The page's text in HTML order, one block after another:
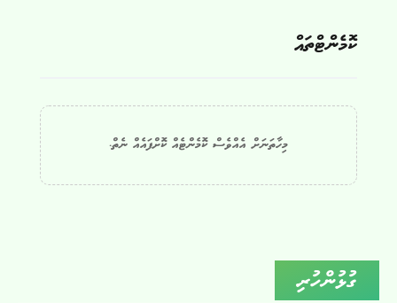
ކޮމެންޓްތައް
މިހާތަނަށް އެއްވެސް ކޮމެންޓެއް ކޮށްފައެއް ނެތް.
ގުޅުންހުރި